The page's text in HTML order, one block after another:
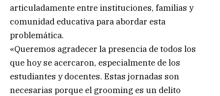
articuladamente entre instituciones, familias y
comunidad educativa para abordar esta
problemática.
«Queremos agradecer la presencia de todos los
que hoy se acercaron, especialmente de los
estudiantes y docentes. Estas jornadas son
necesarias porque el grooming es un delito